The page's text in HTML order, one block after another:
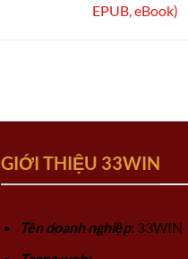
EPUB, eBook)
GIỚI THIỆU 33WIN
Tên doanh nghiệp: 33WIN